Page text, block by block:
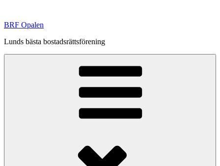
innehåll
BRF Opalen
Lunds bästa bostadsrättsförening